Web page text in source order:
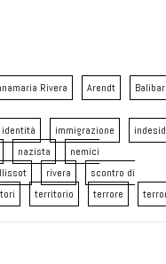
Rivera Arendt Balibar
identità immigrazione
nazista
nemici
rivera
scontro di
territorio terrore